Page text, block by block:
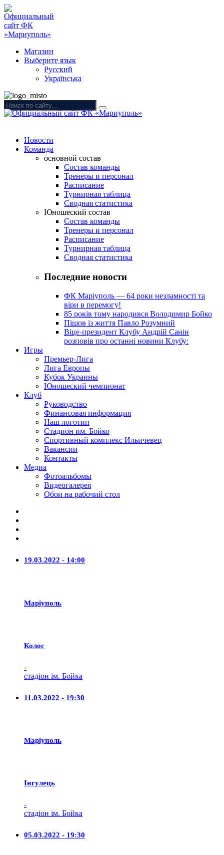
Магазин
Выберите язык
Русский
Українська
Новости
Команда
основной состав
Состав команды
Тренеры и персонал
Расписание
Турнирная таблица
Сводная статистика
Юношеский состав
Состав команды
Тренеры и персонал
Расписание
Турнирная таблица
Сводная статистика
Последние новости
ФК Маріуполь — 64 роки незламності та
віри в перемогу!
85 років тому народився Володимир Бойко
Пішов із життя Павло Розумний
Віце-президент Клубу Андрій Санін
розповів про останні новини Клубу:
Игры
Премьер-Лига
Лига Европы
Кубок Украины
Юношеский чемпионат
Клуб
Руководство
Финансовая информация
Наш логотип
Стадион им. Бойко
Спортивный комплекс Ильичевец
Вакансии
Контакты
Медиа
Фотоальбомы
Видеогалерея
Обои на рабочий стол
19.03.2022 - 14:00
Маріуполь
Колос
-
стадіон ім. Бойка
11.03.2022 - 19:30
Маріуполь
Iнгулець
-
стадіон ім. Бойка
05.03.2022 - 19:30